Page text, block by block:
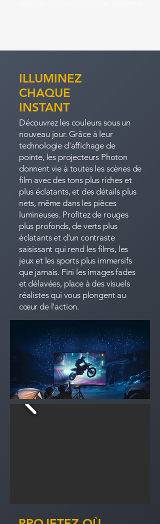
ILLUMINEZ
CHAQUE
INSTANT
Découvrez les couleurs sous un
nouveau jour. Grâce à leur
technologie d'affichage de
pointe, les projecteurs Photon
donnent vie à toutes les scènes de
film avec des tons plus riches et
plus éclatants, et des détails plus
nets, même dans les pièces
lumineuses. Profitez de rouges
plus profonds, de verts plus
éclatants et d'un contraste
saisissant qui rend les films, les
jeux et les sports plus immersifs
que jamais. Fini les images fades
et délavées, place à des visuels
réalistes qui vous plongent au
cœur de l'action.